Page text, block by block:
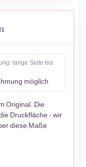
lange Seite bis
möglich
Original. Die
Druckfläche - wir
diese Maße